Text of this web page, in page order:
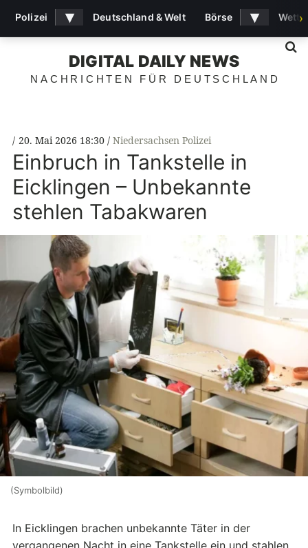
DIGITAL DAILY NEWS
NACHRICHTEN FÜR DEUTSCHLAND
20. Mai 2026 18:30 Niedersachsen Polizei
Einbruch in Tankstelle in
Eicklingen – Unbekannte
stehlen Tabakwaren
(Symbolbild)
In Eicklingen brachen unbekannte Täter in der
Polizei ▾ Deutschland & Welt Börse ▾ ›